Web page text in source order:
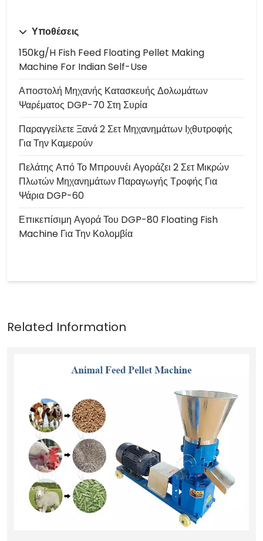
Υποθέσεις
150kg/h Fish Feed Floating Pellet Making
Machine For Indian Self-Use
Αποστολή Μηχανής Κατασκευής Δολωμάτων
Ψαρέματος DGP-70 Στη Συρία
Παραγγείλετε Ξανά 2 Σετ Μηχανημάτων Ιχθυτροφής
Για Την Καμερούν
Πελάτης Από Το Μπρουνέι Αγοράζει 2 Σετ Μικρών
Πλωτών Μηχανημάτων Παραγωγής Τροφής Για
Ψάρια DGP-60
Επικεπίσιμη Αγορά Του DGP-80 Floating Fish
Machine Για Την Κολομβία